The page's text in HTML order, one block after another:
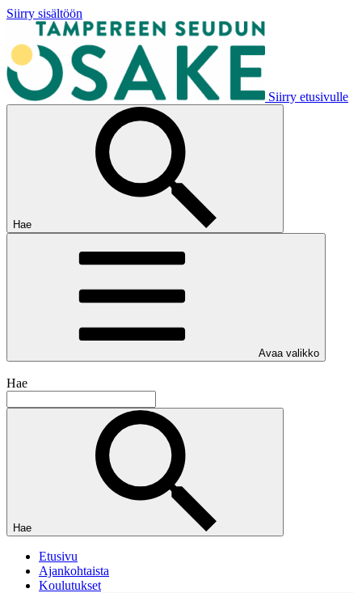
Siirry sisältöön
Siirry etusivulle
Hae
Avaa valikko
Hae
Hae
Etusivu
Ajankohtaista
Koulutukset